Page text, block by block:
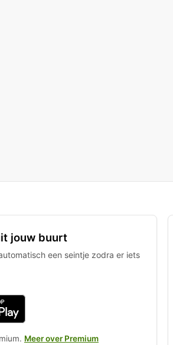
jouw buurt
een seintje zodra er iets
Meer over Premium